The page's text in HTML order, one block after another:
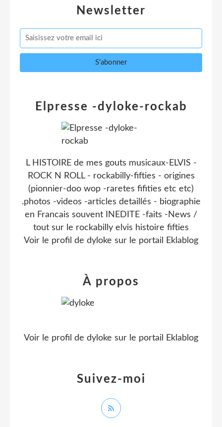
Newsletter
Elpresse -dyloke-rockab
L HISTOIRE de mes gouts musicaux-ELVIS -
ROCK N ROLL - rockabilly-fifties - origines
(pionnier-doo wop -raretes fifities etc etc)
.photos -videos -articles detaillés - biographie
en Francais souvent INEDITE -faits -News /
tout sur le rockabilly elvis histoire fifties
Voir le profil de dyloke sur le portail Eklablog
Suivez-moi
À propos
Voir le profil de dyloke sur le portail Eklablog